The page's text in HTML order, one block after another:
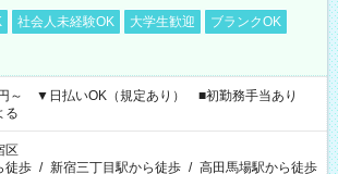
社会人未経験OK 大学生歓迎
ブランクOK
～ ▼日払いOK（規定あり） ■初勤務手当あり
る
区
徒歩 / 新宿三丁目駅から徒歩 / 高田馬場駅から徒歩